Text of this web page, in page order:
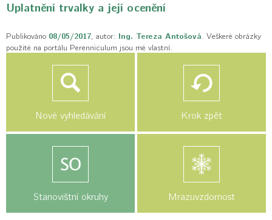
Uplatnění trvalky a její ocenění
Publikováno 08/05/2017 , autor: Ing. Tereza Antošová . Veškeré obrázky
použité na portálu Perenniculum jsou mé vlastní.
Nové vyhledávání Krok zpět
Stanovištní okruhy Mrazuvzdornost